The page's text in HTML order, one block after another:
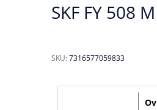
SKF FY 508
SKU:7316577059833